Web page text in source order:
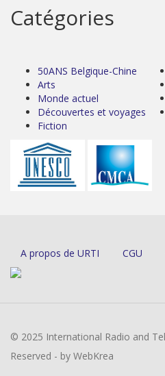
Catégories
50ANS Belgique-Chine
Arts
Monde actuel
Découvertes et voyages
Fiction
A propos de URTI CGU
© 2025 International Radio and
Reserved - by WebKrea